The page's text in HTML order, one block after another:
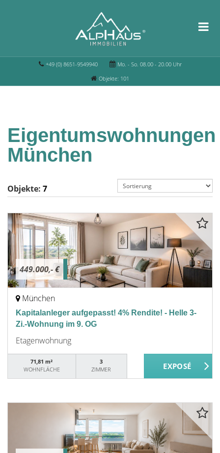
+49 (0) 8651-9549940
Mo. - So. 08.00 - 20.00 Uhr
Objekte: 101
Eigentumswohnungen
München
Objekte: 7
449.000,- €
München
Kapitalanleger aufgepasst! 4% Rendite! - Helle 3-
Zi.-Wohnung im 9. OG
Etagenwohnung
71,81 m²
WOHNFLÄCHE
3
ZIMMER